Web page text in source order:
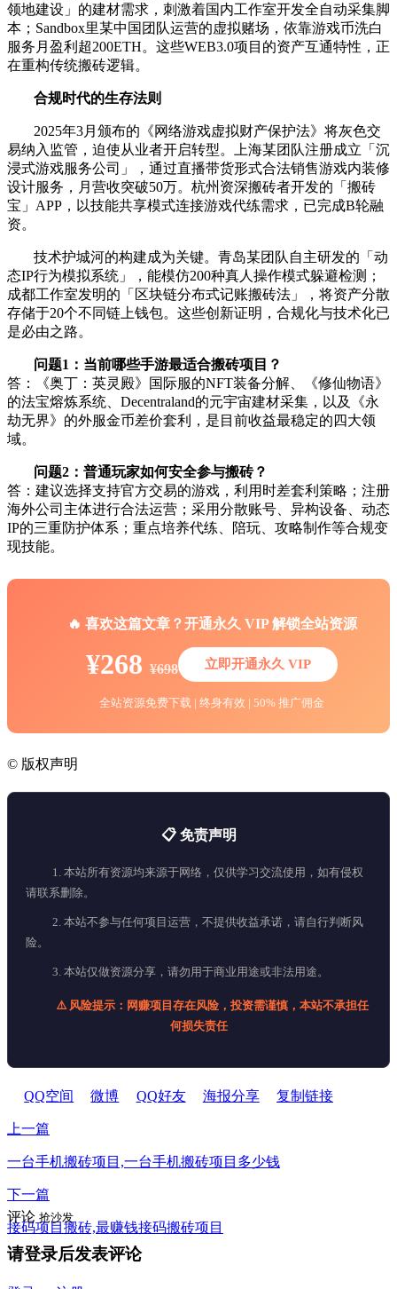
领地建设」的建材需求，刺激着国内工作室开发全自动采集脚
本；Sandbox里某中国团队运营的虚拟赌场，依靠游戏币洗白
服务月盈利超200ETH。这些WEB3.0项目的资产互通特性，正
在重构传统搬砖逻辑。
合规时代的生存法则
2025年3月颁布的《网络游戏虚拟财产保护法》将灰色交
易纳入监管，迫使从业者开启转型。上海某团队注册成立「沉
浸式游戏服务公司」，通过直播带货形式合法销售游戏内装修
设计服务，月营收突破50万。杭州资深搬砖者开发的「搬砖
宝」APP，以技能共享模式连接游戏代练需求，已完成B轮融
资。
技术护城河的构建成为关键。青岛某团队自主研发的「动
态IP行为模拟系统」，能模仿200种真人操作模式躲避检测；
成都工作室发明的「区块链分布式记账搬砖法」，将资产分散
存储于20个不同链上钱包。这些创新证明，合规化与技术化已
是必由之路。
问题1：当前哪些手游最适合搬砖项目？
答：《奥丁：英灵殿》国际服的NFT装备分解、《修仙物语》
的法宝熔炼系统、Decentraland的元宇宙建材采集，以及《永
劫无界》的外服金币差价套利，是目前收益最稳定的四大领
域。
问题2：普通玩家如何安全参与搬砖？
答：建议选择支持官方交易的游戏，利用时差套利策略；注册
海外公司主体进行合法运营；采用分散账号、异构设备、动态
IP的三重防护体系；重点培养代练、陪玩、攻略制作等合规变
现技能。
🔥 喜欢这篇文章？开通永久 VIP 解锁全站资源
¥268 ¥698 立即开通永久 VIP
全站资源免费下载 | 终身有效 | 50% 推广佣金
© 版权声明
📋 免责声明
1. 本站所有资源均来源于网络，仅供学习交流使用，如有侵权
请联系删除。
2. 本站不参与任何项目运营，不提供收益承诺，请自行判断风
险。
3. 本站仅做资源分享，请勿用于商业用途或非法用途。
⚠️ 风险提示：网赚项目存在风险，投资需谨慎，本站不承担任
何损失责任
QQ空间 微博 QQ好友 海报分享 复制链接
上一篇
一台手机搬砖项目,一台手机搬砖项目多少钱
下一篇
接码项目搬砖,最赚钱接码搬砖项目
评论 抢沙发
请登录后发表评论